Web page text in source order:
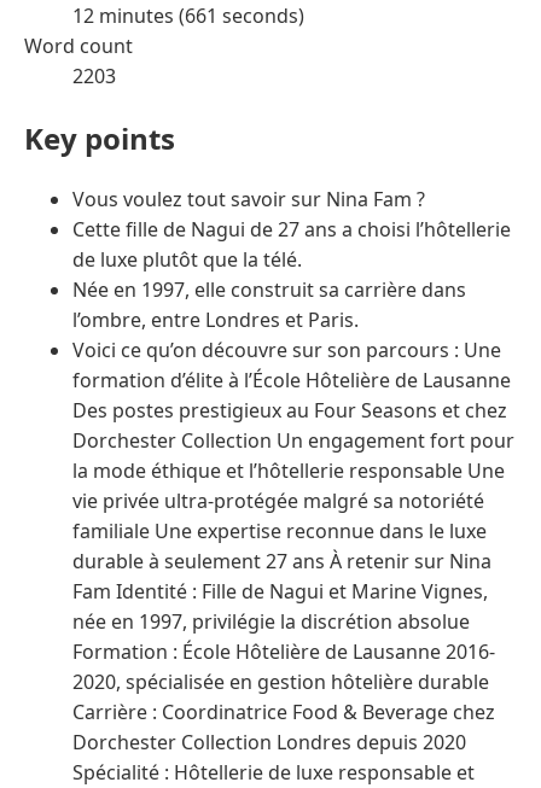
12 minutes (661 seconds)
Word count
2203
Key points
Vous voulez tout savoir sur Nina Fam ?
Cette fille de Nagui de 27 ans a choisi l’hôtellerie
de luxe plutôt que la télé.
Née en 1997, elle construit sa carrière dans
l’ombre, entre Londres et Paris.
Voici ce qu’on découvre sur son parcours : Une
formation d’élite à l’École Hôtelière de Lausanne
Des postes prestigieux au Four Seasons et chez
Dorchester Collection Un engagement fort pour
la mode éthique et l’hôtellerie responsable Une
vie privée ultra-protégée malgré sa notoriété
familiale Une expertise reconnue dans le luxe
durable à seulement 27 ans À retenir sur Nina
Fam Identité : Fille de Nagui et Marine Vignes,
née en 1997, privilégie la discrétion absolue
Formation : École Hôtelière de Lausanne 2016-
2020, spécialisée en gestion hôtelière durable
Carrière : Coordinatrice Food & Beverage chez
Dorchester Collection Londres depuis 2020
Spécialité : Hôtellerie de luxe responsable et